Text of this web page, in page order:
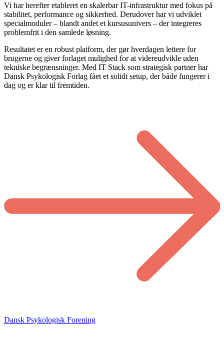
Vi har herefter etableret en skalerbar IT-infrastruktur med fokus på
stabilitet, performance og sikkerhed. Derudover har vi udviklet
specialmoduler – blandt andet et kursusunivers – der integreres
problemfrit i den samlede løsning.
Resultatet er en robust platform, der gør hverdagen lettere for
brugerne og giver forlaget mulighed for at videreudvikle uden
tekniske begrænsninger. Med IT Stack som strategisk partner har
Dansk Psykologisk Forlag fået et solidt setup, der både fungerer i
dag og er klar til fremtiden.
Dansk Psykologisk Forening